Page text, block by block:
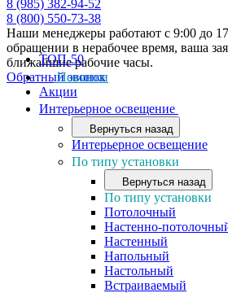
8 (985) 382-94-52
8 (800) 550-73-38
Наши менеджеры работают с 9:00 до
обращении в нерабочее время, ваша
ближайшие рабочие часы.
Обратный звонок
ТОП-50
Новинки
Акции
Интерьерное освещение
Вернуться назад
Интерьерное освещение
По типу установки
Вернуться назад
По типу установки
Потолочный
Настенно-
Настенный
Напольный
Настольный
Встраиваемый